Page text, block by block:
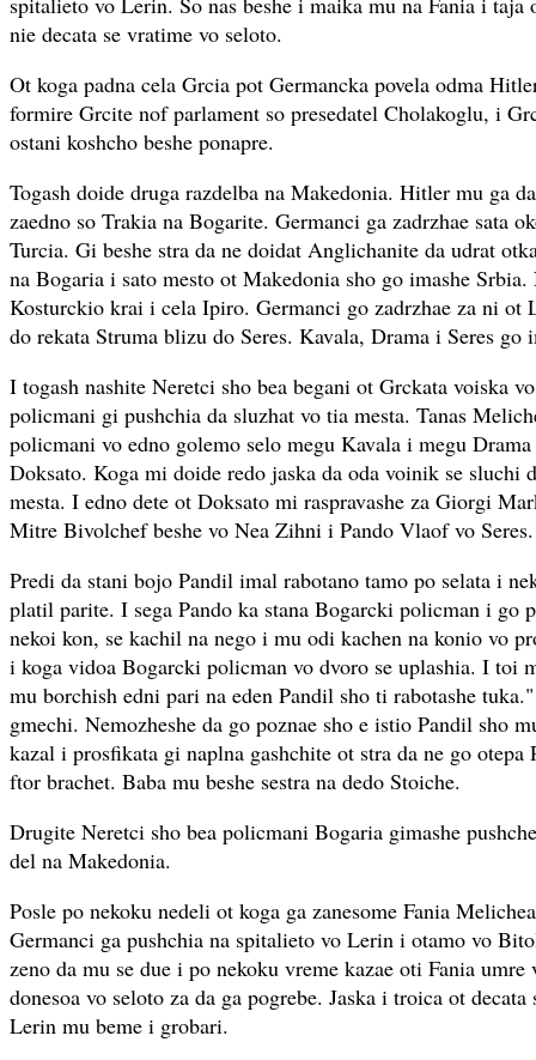
nie decata se vratime vo seloto.
Ot koga padna cela Grcia pot Germancka povela odma
formire Grcite nof parlament so presedatel Cholakoglu, i
ostani koshcho beshe ponapre.
Togash doide druga razdelba na Makedonia. Hitler mu ga
zaedno so Trakia na Bogarite. Germanci ga zadrzhae sata
Turcia. Gi beshe stra da ne doidat Anglichanite da udrat
na Bogaria i sato mesto ot Makedonia sho go imashe
Kosturckio krai i cela Ipiro. Germanci go zadrzhae za ni ot
do rekata Struma blizu do Seres. Kavala, Drama i Seres go
I togash nashite Neretci sho bea begani ot Grckata voiska
policmani gi pushchia da sluzhat vo tia mesta. Tanas
policmani vo edno golemo selo megu Kavala i megu
Doksato. Koga mi doide redo jaska da oda voinik se sluchi
mesta. I edno dete ot Doksato mi raspravashe za Giorgi
Mitre Bivolchef beshe vo Nea Zihni i Pando Vlaof vo Seres.
Predi da stani bojo Pandil imal rabotano tamo po selata i
platil parite. I sega Pando ka stana Bogarcki policman i go
nekoi kon, se kachil na nego i mu odi kachen na konio vo
i koga vidoa Bogarcki policman vo dvoro se uplashia. I toi
mu borchish edni pari na eden Pandil sho ti rabotashe
gmechi. Nemozheshe da go poznae sho e istio Pandil sho
kazal i prosfikata gi naplna gashchite ot stra da ne go otepa
ftor brachet. Baba mu beshe sestra na dedo Stoiche.
Drugite Neretci sho bea policmani Bogaria gimashe
del na Makedonia.
Posle po nekoku nedeli ot koga ga zanesome Fania
Germanci ga pushchia na spitalieto vo Lerin i otamo vo
zeno da mu se due i po nekoku vreme kazae oti Fania
donesoa vo seloto za da ga pogrebe. Jaska i troica ot decata
Lerin mu beme i grobari.